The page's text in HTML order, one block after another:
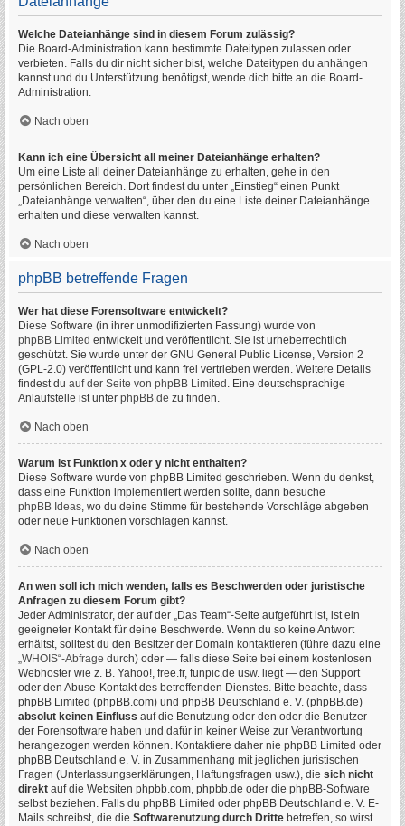
Welche Dateianhänge sind in diesem Forum zulässig?
Die Board-Administration kann bestimmte Dateitypen zulassen oder
verbieten. Falls du dir nicht sicher bist, welche Dateitypen du anhängen
kannst und du Unterstützung benötigst, wende dich bitte an die Board-
Administration.
Nach oben
Kann ich eine Übersicht all meiner Dateianhänge erhalten?
Um eine Liste all deiner Dateianhänge zu erhalten, gehe in den
persönlichen Bereich. Dort findest du unter „Einstieg“ einen Punkt
„Dateianhänge verwalten“, über den du eine Liste deiner Dateianhänge
erhalten und diese verwalten kannst.
Nach oben
phpBB betreffende Fragen
Wer hat diese Forensoftware entwickelt?
Diese Software (in ihrer unmodifizierten Fassung) wurde von
phpBB Limited entwickelt und veröffentlicht. Sie ist urheberrechtlich
geschützt. Sie wurde unter der GNU General Public License, Version 2
(GPL-2.0) veröffentlicht und kann frei vertrieben werden. Weitere Details
findest du auf der Seite von phpBB Limited . Eine deutschsprachige
Anlaufstelle ist unter phpBB.de zu finden.
Nach oben
Warum ist Funktion x oder y nicht enthalten?
Diese Software wurde von phpBB Limited geschrieben. Wenn du denkst,
dass eine Funktion implementiert werden sollte, dann besuche
phpBB Ideas, wo du deine Stimme für bestehende Vorschläge abgeben
oder neue Funktionen vorschlagen kannst.
Nach oben
An wen soll ich mich wenden, falls es Beschwerden oder juristische
Anfragen zu diesem Forum gibt?
Jeder Administrator, der auf der „Das Team“-Seite aufgeführt ist, ist ein
geeigneter Kontakt für deine Beschwerde. Wenn du so keine Antwort
erhältst, solltest du den Besitzer der Domain kontaktieren (führe dazu eine
„WHOIS“-Abfrage durch) oder — falls diese Seite bei einem kostenlosen
Webhoster wie z. B. Yahoo!, free.fr, funpic.de usw. liegt — den Support
oder den Abuse-Kontakt des betreffenden Dienstes. Bitte beachte, dass
phpBB Limited (phpBB.com) und phpBB Deutschland e. V. (phpBB.de)
absolut keinen Einfluss auf die Benutzung oder den oder die Benutzer
der Forensoftware haben und dafür in keiner Weise zur Verantwortung
herangezogen werden können. Kontaktiere daher nie phpBB Limited oder
phpBB Deutschland e. V. in Zusammenhang mit jeglichen juristischen
Fragen (Unterlassungserklärungen, Haftungsfragen usw.), die sich nicht
direkt auf die Websiten phpbb.com, phpbb.de oder die phpBB-Software
selbst beziehen. Falls du phpBB Limited oder phpBB Deutschland e. V. E-
Mails schreibst, die die Softwarenutzung durch Dritte betreffen, so wirst